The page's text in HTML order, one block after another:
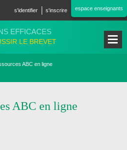
s'identifier s'inscrire espace enseignants
EFFICACES
LE BREVET
ABC en ligne
ABC en ligne